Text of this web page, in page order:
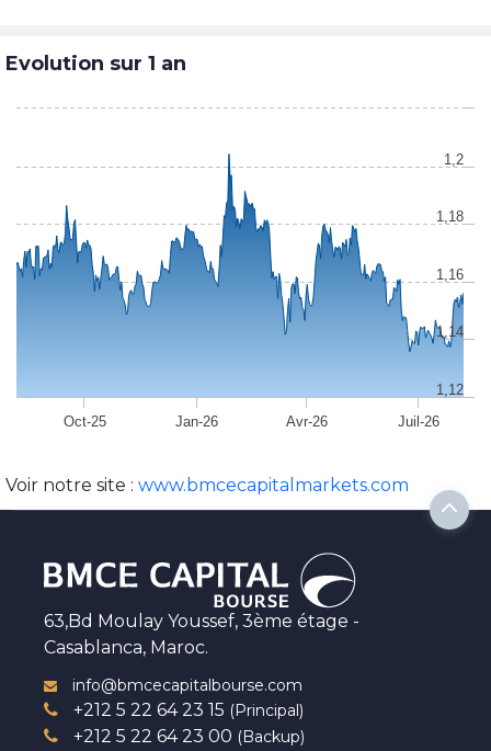
Evolution sur 1 an
Oct-25 Jan-26 Avr-26 Juil-26
1,12
1,14
1,16
1,18
1,2
Voir notre site : www.bmcecapitalmarkets.com
63,Bd Moulay Youssef, 3ème étage -
Casablanca, Maroc.
info@bmcecapitalbourse.com
+212 5 22 64 23 15 (Principal)
+212 5 22 64 23 00 (Backup)